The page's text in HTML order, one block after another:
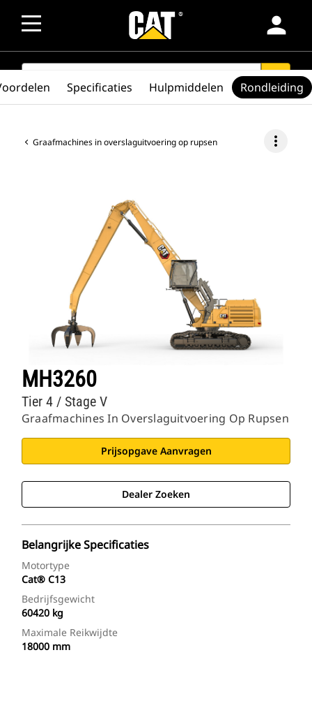
person
SEARCH search
Graafmachines in overslaguitvoering op rupsen more_vert
MH3260
Graafmachines In Overslaguitvoering Op Rupsen
Tier 4 / Stage V
Prijsopgave Aanvragen
Dealer Zoeken
Belangrijke Specificaties
Motortype
Cat® C13
Bedrijfsgewicht
60420 kg
Maximale Reikwijdte
18000 mm
Specificaties Hulpmiddelen Rondleiding